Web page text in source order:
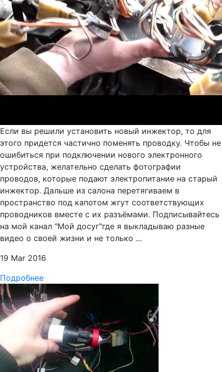
Если вы решили установить новый инжектор, то для
этого придется частично поменять проводку. Чтобы не
ошибиться при подключении нового электронного
устройства, желательно сделать фотографии
проводов, которые подают электропитание на старый
инжектор. Дальше из салона перетягиваем в
пространство под капотом жгут соответствующих
проводников вместе с их разъёмами. Подписывайтесь
на мой канал "Мой досуг"где я выкладываю разные
видео о своей жизни и не только ...
19 Mar 2016
Подробнее